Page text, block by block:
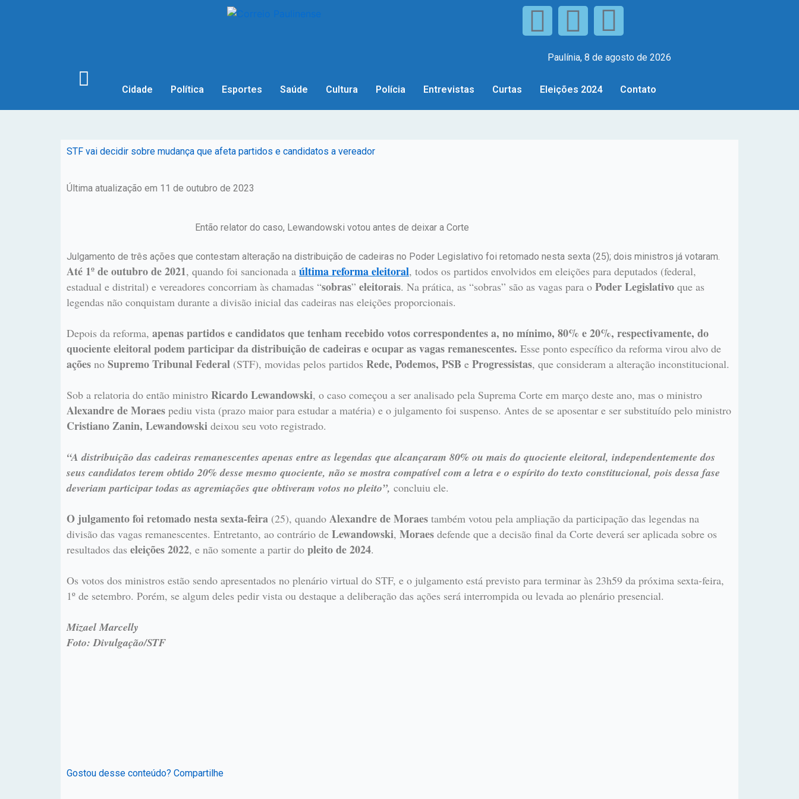
Paulínia, 8 de agosto de 2026
Cidade Política Esportes Saúde Cultura Polícia Entrevistas Curtas Eleições 2024 Contato
STF vai decidir sobre mudança que afeta partidos e candidatos a vereador
Última atualização em 11 de outubro de 2023
Então relator do caso, Lewandowski votou antes de deixar a Corte
Julgamento de três ações que contestam alteração na distribuição de cadeiras no Poder Legislativo foi retomado nesta sexta (25); dois ministros já votaram.
Até 1º de outubro de 2021, quando foi sancionada a última reforma eleitoral, todos os partidos envolvidos em eleições para deputados (federal,
estadual e distrital) e vereadores concorriam às chamadas “sobras” eleitorais. Na prática, as “sobras” são as vagas para o Poder Legislativo que as
legendas não conquistam durante a divisão inicial das cadeiras nas eleições proporcionais.
Depois da reforma, apenas partidos e candidatos que tenham recebido votos correspondentes a, no mínimo, 80% e 20%, respectivamente, do
quociente eleitoral podem participar da distribuição de cadeiras e ocupar as vagas remanescentes. Esse ponto específico da reforma virou alvo de
ações no Supremo Tribunal Federal (STF), movidas pelos partidos Rede, Podemos, PSB e Progressistas, que consideram a alteração inconstitucional.
Sob a relatoria do então ministro Ricardo Lewandowski, o caso começou a ser analisado pela Suprema Corte em março deste ano, mas o ministro
Alexandre de Moraes pediu vista (prazo maior para estudar a matéria) e o julgamento foi suspenso. Antes de se aposentar e ser substituído pelo ministro
Cristiano Zanin, Lewandowski deixou seu voto registrado.
“A distribuição das cadeiras remanescentes apenas entre as legendas que alcançaram 80% ou mais do quociente eleitoral, independentemente dos
seus candidatos terem obtido 20% desse mesmo quociente, não se mostra compatível com a letra e o espírito do texto constitucional, pois dessa fase
deveriam participar todas as agremiações que obtiveram votos no pleito”, concluiu ele.
O julgamento foi retomado nesta sexta-feira (25), quando Alexandre de Moraes também votou pela ampliação da participação das legendas na
divisão das vagas remanescentes. Entretanto, ao contrário de Lewandowski, Moraes defende que a decisão final da Corte deverá ser aplicada sobre os
resultados das eleições 2022, e não somente a partir do pleito de 2024.
Os votos dos ministros estão sendo apresentados no plenário virtual do STF, e o julgamento está previsto para terminar às 23h59 da próxima sexta-feira,
1º de setembro. Porém, se algum deles pedir vista ou destaque a deliberação das ações será interrompida ou levada ao plenário presencial.
Mizael Marcelly
Foto: Divulgação/STF
Gostou desse conteúdo? Compartilhe